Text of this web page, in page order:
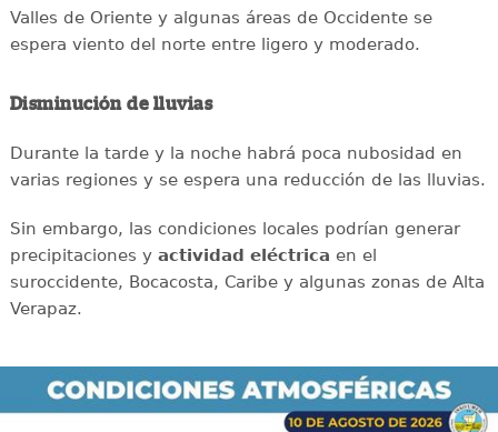
Valles de Oriente y algunas áreas de Occidente se
espera viento del norte entre ligero y moderado.
Disminución de lluvias
Durante la tarde y la noche habrá poca nubosidad en
varias regiones y se espera una reducción de las lluvias.
Sin embargo, las condiciones locales podrían generar
precipitaciones y actividad eléctrica en el
suroccidente, Bocacosta, Caribe y algunas zonas de Alta
Verapaz.